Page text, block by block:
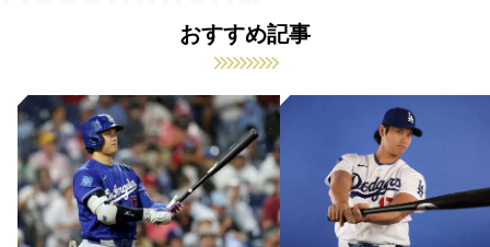
おすすめ記事